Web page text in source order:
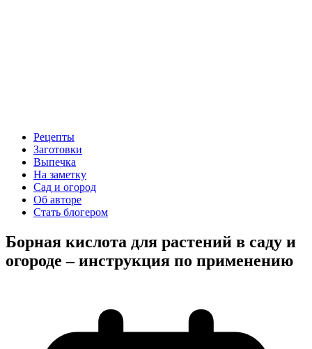
Рецепты
Заготовки
Выпечка
На заметку
Сад и огород
Об авторе
Стать блогером
Борная кислота для растений в саду и
огороде – инструкция по применению